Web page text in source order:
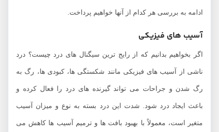
ادامه به بررسی هر کدام از آنها خواهیم پرداخت.
آسیب‌ های فیزیکی
اگر بخواهیم بدانیم که از رایج ترین سیگنال های درد چیست؟ درد
ناشی از آسیب ‌های فیزیکی مانند شکستگی‌ ها، کبودی ‌ها، رگ ‌به
‌رگ شدن و جراحات می ‌تواند گیرنده‌ های درد را فعال کرده و
باعث ایجاد درد شود. شدت این درد بسته به نوع و میزان آسیب
متغیر است، معمولاً با بهبود بافت‌ ها و ترمیم آسیب ‌ها کاهش می